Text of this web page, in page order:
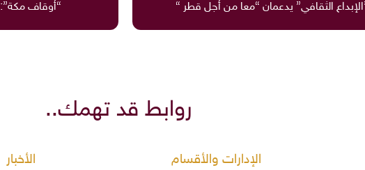
الثقافي” يدعمان “معا من أجل قطر “
“أوقاف مكة”: 30 مليار قيمة تعويضات تعثر صرفها
روابط قد تهمك..
الإدارات والأقسام الأخبار